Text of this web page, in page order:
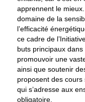
apprennent le mieux.
domaine de la
l’efficacité
ce cadre de
buts principaux
promouvoir une
ainsi que soutenir
proposent des cours
qui s’adresse aux
obligatoire.